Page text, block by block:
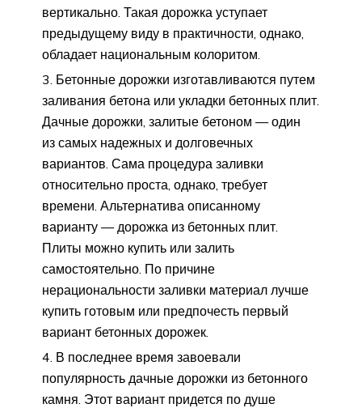
вертикально. Такая дорожка уступает
предыдущему виду в практичности, однако,
обладает национальным колоритом.
Бетонные дорожки изготавливаются путем
заливания бетона или укладки бетонных плит.
Дачные дорожки, залитые бетоном — один
из самых надежных и долговечных
вариантов. Сама процедура заливки
относительно проста, однако, требует
времени. Альтернатива описанному
варианту — дорожка из бетонных плит.
Плиты можно купить или залить
самостоятельно. По причине
нерациональности заливки материал лучше
купить готовым или предпочесть первый
вариант бетонных дорожек.
В последнее время завоевали
популярность дачные дорожки из бетонного
камня. Этот вариант придется по душе